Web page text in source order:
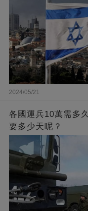
2024/05/21
各國運兵10萬需多
要多少天呢？